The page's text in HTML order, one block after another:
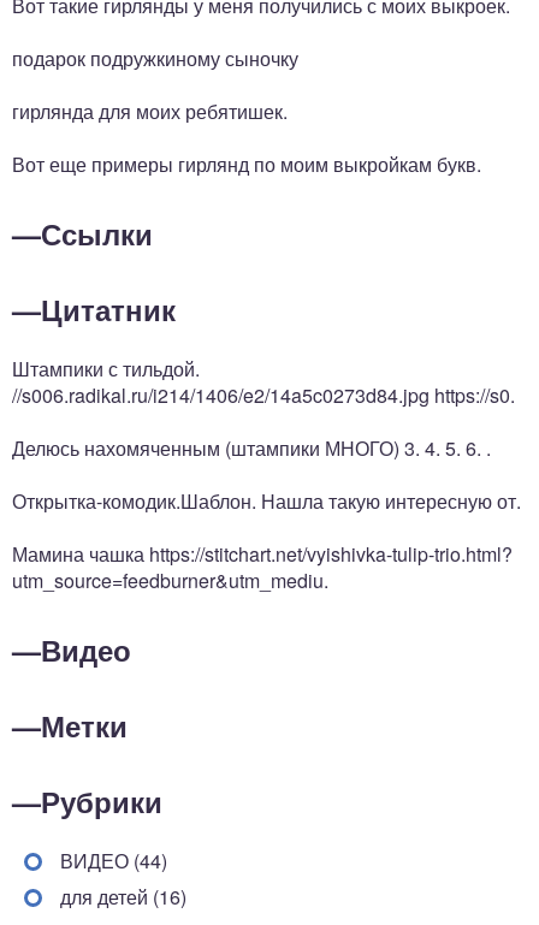
подарок подружкиному сыночку
гирлянда для моих ребятишек.
Вот еще примеры гирлянд по моим выкройкам букв.
—Ссылки
—Цитатник
Штампики с тильдой.
//s006.radikal.ru/i214/1406/e2/14a5c0273d84.jpg https://s0.
Делюсь нахомяченным (штампики МНОГО) 3. 4. 5. 6. .
Открытка-комодик.Шаблон. Нашла такую интересную от.
Мамина чашка https://stitchart.net/vyishivka-tulip-trio.html?
utm_source=feedburner&utm_mediu.
—Видео
—Метки
—Рубрики
ВИДЕО (44)
для детей (16)